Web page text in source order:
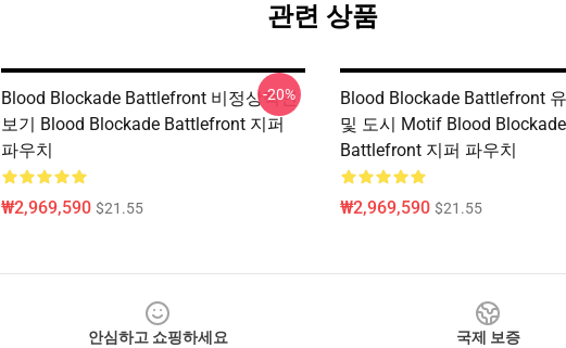
관련 상품
Blood Blockade Battlefront 비정상적인
보기 Blood Blockade Battlefront 지퍼
파우치
₩2,969,590 $21.55
-20%
Blood Blockade Battlefront
및 도시 Motif Blood Blockade
Battlefront 지퍼 파우치
₩2,969,590 $21.55
안심하고 쇼핑하세요 국제 보증